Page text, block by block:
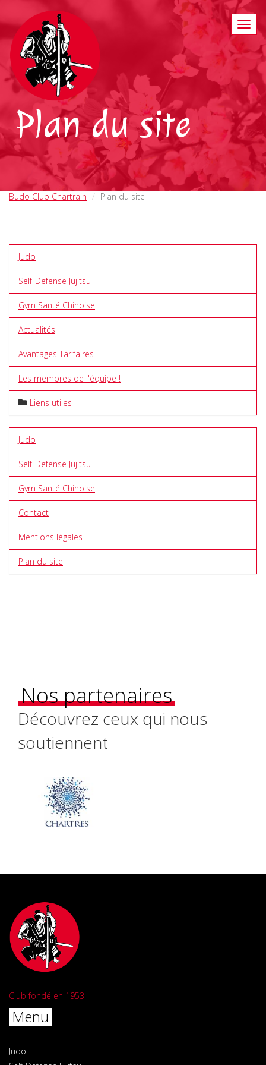
Plan du site
Budo Club Chartrain Plan du site
Judo
Self-Defense Jujitsu
Gym Santé Chinoise
Actualités
Avantages Tarifaires
Les membres de l'équipe !
Liens utiles
Judo
Self-Defense Jujitsu
Gym Santé Chinoise
Contact
Mentions légales
Plan du site
Nos partenaires
Découvrez ceux qui nous
soutiennent
Club fondé en 1953
Menu
Judo